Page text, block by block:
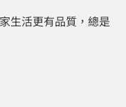
生活更有品質，總是